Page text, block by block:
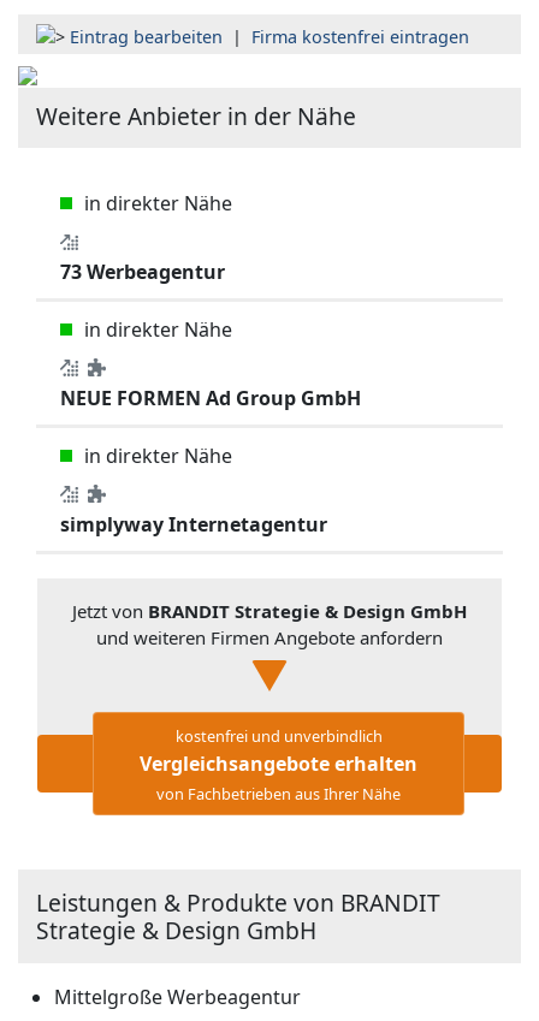
Eintrag bearbeiten | Firma kostenfrei eintragen
Weitere Anbieter in der Nähe
in direkter Nähe
73 Werbeagentur
in direkter Nähe
NEUE FORMEN Ad Group GmbH
in direkter Nähe
simplyway Internetagentur
Jetzt von BRANDIT Strategie & Design GmbH
und weiteren Firmen Angebote anfordern
kostenfrei und unverbindlich
Vergleichsangebote erhalten
von Fachbetrieben aus Ihrer Nähe
Leistungen & Produkte von BRANDIT
Strategie & Design GmbH
Mittelgroße Werbeagentur